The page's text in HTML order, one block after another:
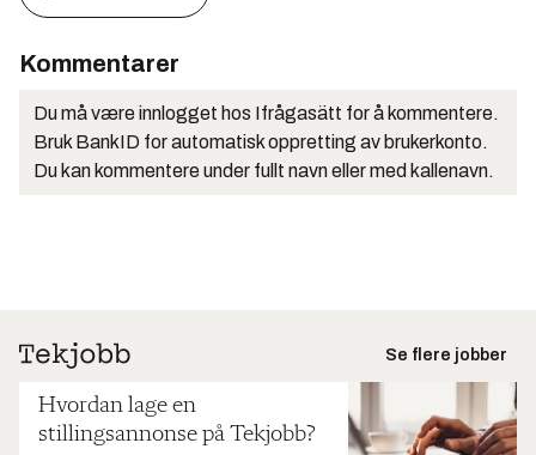
Kommentarer
Du må være innlogget hos Ifrågasätt for å kommentere.
Bruk BankID for automatisk oppretting av brukerkonto.
Du kan kommentere under fullt navn eller med kallenavn.
Se flere jobber
Hvordan lage en
stillingsannonse på Tekjobb?